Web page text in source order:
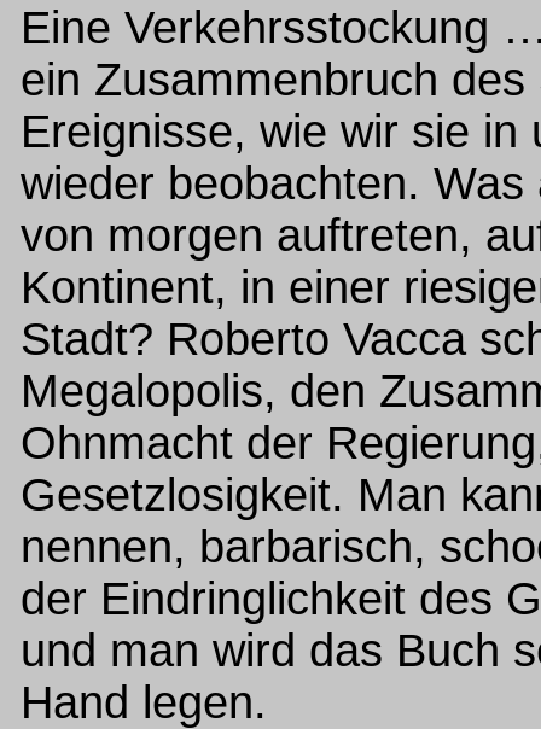
Eine Verkehrsstockung
ein Zusammenbruch
Ereignisse, wie wir sie
wieder beobachten.
von morgen auftreten,
Kontinent, in einer
Stadt? Roberto Vacca
Megalopolis, den
Ohnmacht der
Gesetzlosigkeit. Man
nennen, barbarisch,
der Eindringlichkeit des
und man wird das Buch
Hand legen.